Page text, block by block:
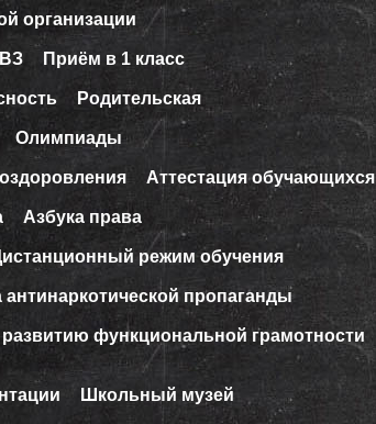
организации
Приём в 1 класс
Родительская
Олимпиады
Аттестация обучающихся
Азбука права
режим обучения
антинаркотической пропаганды
функциональной грамотности
Школьный музей